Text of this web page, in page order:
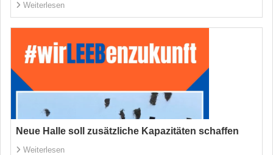
Weiterlesen
Neue Halle soll zusätzliche Kapazitäten schaffen
Weiterlesen